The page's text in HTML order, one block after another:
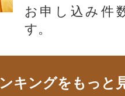
お申し込み件
す。
キングをもっと